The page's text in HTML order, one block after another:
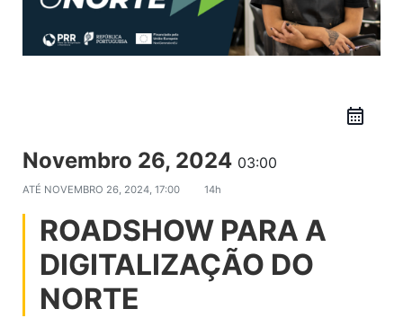
Novembro 26, 2024 03:00
ATÉ NOVEMBRO 26, 2024, 17:00 14h
ROADSHOW PARA A
DIGITALIZAÇÃO DO
NORTE